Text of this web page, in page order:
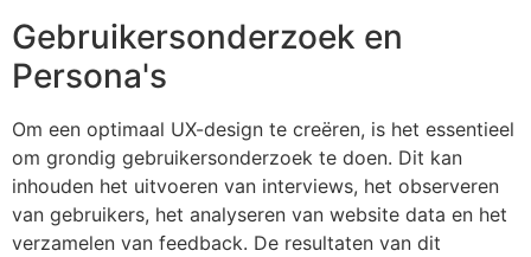
Gebruikersonderzoek en
Persona's
Om een optimaal UX-design te creëren, is het essentieel
om grondig gebruikersonderzoek te doen. Dit kan
inhouden het uitvoeren van interviews, het observeren
van gebruikers, het analyseren van website data en het
verzamelen van feedback. De resultaten van dit